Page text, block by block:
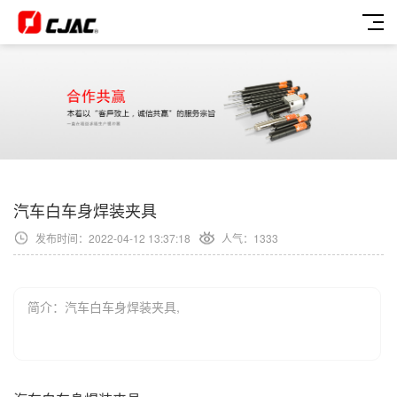
汽车白车身焊装夹具
发布时间：2022-04-12 13:37:18 人气： 1333
简介：汽车白车身焊装夹具,